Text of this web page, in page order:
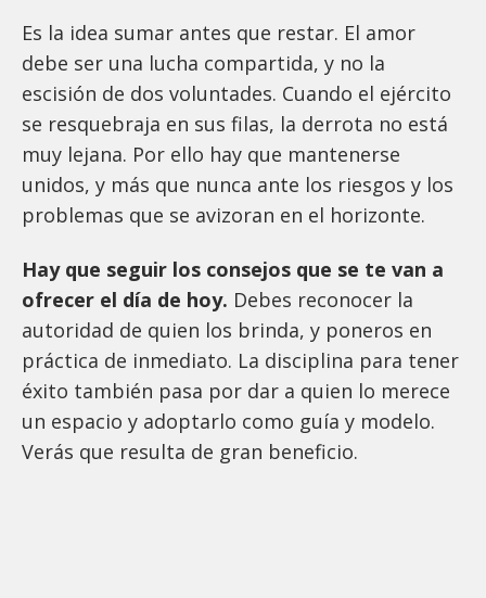
Es la idea sumar antes que restar. El amor
debe ser una lucha compartida, y no la
escisión de dos voluntades. Cuando el ejército
se resquebraja en sus filas, la derrota no está
muy lejana. Por ello hay que mantenerse
unidos, y más que nunca ante los riesgos y los
problemas que se avizoran en el horizonte.
Hay que seguir los consejos que se te van a
ofrecer el día de hoy. Debes reconocer la
autoridad de quien los brinda, y poneros en
práctica de inmediato. La disciplina para tener
éxito también pasa por dar a quien lo merece
un espacio y adoptarlo como guía y modelo.
Verás que resulta de gran beneficio.